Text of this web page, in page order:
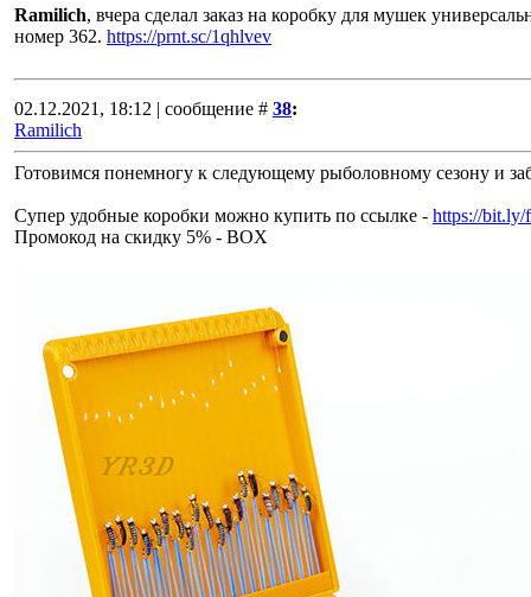
Ramilich, вчера сделал заказ на коробку для мушек
номер 362. https://prnt.sc/1qhlvev
02.12.2021, 18:12 | сообщение # 38:
Ramilich
Готовимся понемногу к следующему рыболовному сезону и
Супер удобные коробки можно купить по ссылке - https://
Промокод на скидку 5% - BOX